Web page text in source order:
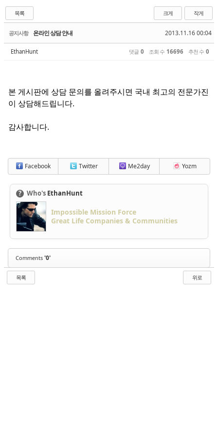
목록 크게 작게
공지사항 2013.11.16 00:04
온라인 상담 안내
EthanHunt 댓글 0 조회 수 16696 추천 수 0
본 게시판에 상담 문의를 올려주시면 국내 최고의 전문가진
이 상담해드립니다.
감사합니다.
Facebook Twitter Me2day Yozm
? Who's EthanHunt
Impossible Mission Force
Great Life Companies & Communities
Comments '0'
목록 위로